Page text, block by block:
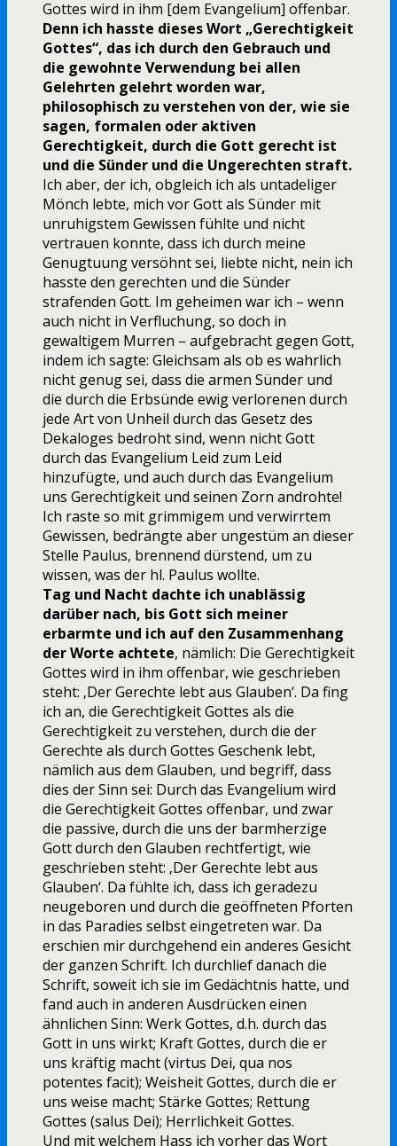
Gottes wird in ihm [dem Evangelium] offenbar.
Denn ich hasste dieses Wort „Gerechtigkeit
Gottes“, das ich durch den Gebrauch und
die gewohnte Verwendung bei allen
Gelehrten gelehrt worden war,
philosophisch zu verstehen von der, wie sie
sagen, formalen oder aktiven
Gerechtigkeit, durch die Gott gerecht ist
und die Sünder und die Ungerechten straft.
Ich aber, der ich, obgleich ich als untadeliger
Mönch lebte, mich vor Gott als Sünder mit
unruhigstem Gewissen fühlte und nicht
vertrauen konnte, dass ich durch meine
Genugtuung versöhnt sei, liebte nicht, nein ich
hasste den gerechten und die Sünder
strafenden Gott. Im geheimen war ich – wenn
auch nicht in Verfluchung, so doch in
gewaltigem Murren – aufgebracht gegen Gott,
indem ich sagte: Gleichsam als ob es wahrlich
nicht genug sei, dass die armen Sünder und
die durch die Erbsünde ewig verlorenen durch
jede Art von Unheil durch das Gesetz des
Dekaloges bedroht sind, wenn nicht Gott
durch das Evangelium Leid zum Leid
hinzufügte, und auch durch das Evangelium
uns Gerechtigkeit und seinen Zorn androhte!
Ich raste so mit grimmigem und verwirrtem
Gewissen, bedrängte aber ungestüm an dieser
Stelle Paulus, brennend dürstend, um zu
wissen, was der hl. Paulus wollte.
Tag und Nacht dachte ich unablässig
darüber nach, bis Gott sich meiner
erbarmte und ich auf den Zusammenhang
der Worte achtete, nämlich: Die Gerechtigkeit
Gottes wird in ihm offenbar, wie geschrieben
steht: ‚Der Gerechte lebt aus Glauben‘. Da fing
ich an, die Gerechtigkeit Gottes als die
Gerechtigkeit zu verstehen, durch die der
Gerechte als durch Gottes Geschenk lebt,
nämlich aus dem Glauben, und begriff, dass
dies der Sinn sei: Durch das Evangelium wird
die Gerechtigkeit Gottes offenbar, und zwar
die passive, durch die uns der barmherzige
Gott durch den Glauben rechtfertigt, wie
geschrieben steht: ‚Der Gerechte lebt aus
Glauben‘. Da fühlte ich, dass ich geradezu
neugeboren und durch die geöffneten Pforten
in das Paradies selbst eingetreten war. Da
erschien mir durchgehend ein anderes Gesicht
der ganzen Schrift. Ich durchlief danach die
Schrift, soweit ich sie im Gedächtnis hatte, und
fand auch in anderen Ausdrücken einen
ähnlichen Sinn: Werk Gottes, d.h. durch das
Gott in uns wirkt; Kraft Gottes, durch die er
uns kräftig macht (virtus Dei, qua nos
potentes facit); Weisheit Gottes, durch die er
uns weise macht; Stärke Gottes; Rettung
Gottes (salus Dei); Herrlichkeit Gottes.
Und mit welchem Hass ich vorher das Wort